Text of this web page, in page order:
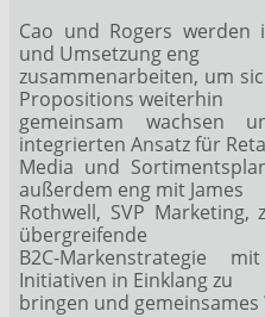
Cao und Rogers werden
und Umsetzung eng
zusammenarbeiten, um
Propositions weiterhin
gemeinsam wachsen
integrierten Ansatz für
Media und
außerdem eng mit James
Rothwell, SVP
übergreifende
B2C-Markenstrategie
Initiativen in Einklang zu
bringen und